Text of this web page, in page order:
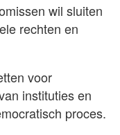
wil sluiten
rechten en
voor
instituties en
proces.